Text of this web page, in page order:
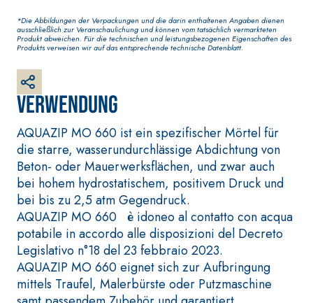
Verwendung
AQUAZIP MO 660 ist ein spezifischer Mörtel für
die starre, wasserundurchlässige Abdichtung von
Beton- oder Mauerwerksflächen, und zwar auch
bei hohem hydrostatischem, positivem Druck und
bei bis zu 2,5 atm Gegendruck.
AQUAZIP MO 660 è idoneo al contatto con acqua
potabile in accordo alle disposizioni del Decreto
Legislativo n°18 del 23 febbraio 2023.
AQUAZIP MO 660 eignet sich zur Aufbringung
mittels Traufel, Malerbürste oder Putzmaschine
*Die Abbildungen der Verpackungen und die darin enthaltenen Angaben dienen
ausschließlich zur Veranschaulichung und können vom tatsächlich vermarkteten
Produkt abweichen. Für die technischen und leistungsbezogenen Eigenschaften des
Produkts verweisen wir auf das entsprechende technische Datenblatt.
Grundputz auf Basis von
Luftkalk, für innen und
BETONINSTANDSETZUNG
S-SYSTEM
THIXOTROPE PRODUKTE
GEOACTIVE R4 40
Polymermodifizierter,
VERLEGESYSTEM
BODEN- UND
FASSAFLOOR –
VERLEGEGRÜNDE